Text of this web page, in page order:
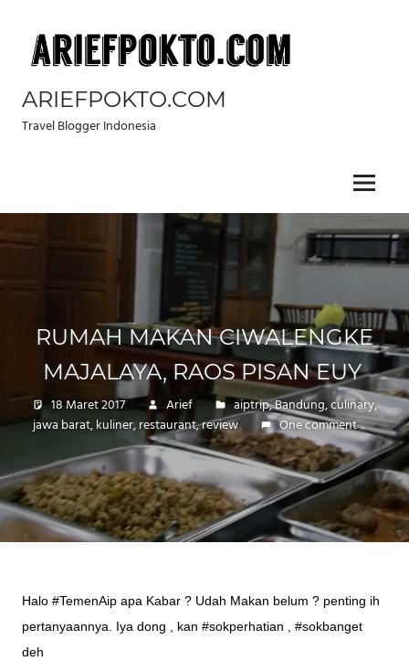
content
ARIEFPOKTO.COM
Travel Blogger Indonesia
Menu
RUMAH MAKAN CIWALENGKE
MAJALAYA, RAOS PISAN EUY
18 Maret 2017 Arief aiptrip,Bandung,culinary,
jawa barat,kuliner,restaurant,review One comment
Halo #TemenAip apa Kabar ? Udah Makan belum ? penting ih
pertanyaannya. Iya dong , kan #sokperhatian , #sokbanget
deh